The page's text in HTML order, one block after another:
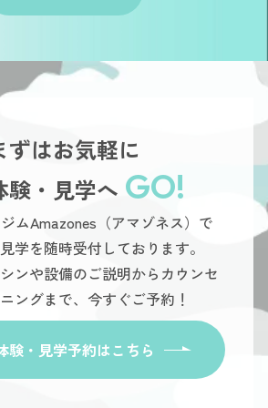
ずはお気軽に
験・見学へ GO!
ムAmazones（アマゾネス）で
学を随時受付しております。
ンや設備のご説明からカウンセ
ングまで、今すぐご予約！
験・見学予約はこちら